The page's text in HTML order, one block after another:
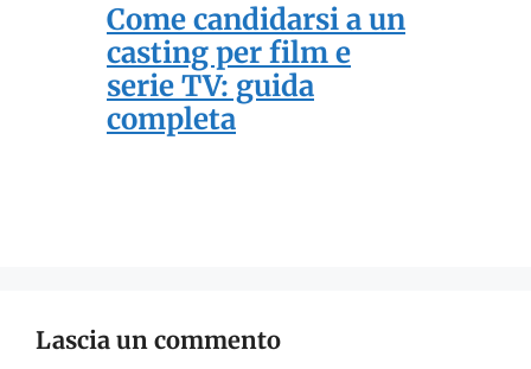
Come candidarsi a un
casting per film e
serie TV: guida
completa
Lascia un commento